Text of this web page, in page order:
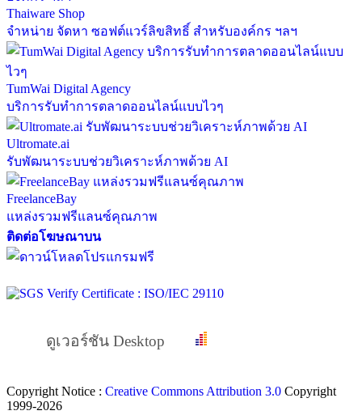
Thaiware Shop
จำหน่าย จัดหา ซอฟต์แวร์ลิขสิทธิ์ สำหรับองค์กร ฯลฯ
TumWai Digital Agency
บริการรับทำการตลาดออนไลน์แบบไวๆ
Ultromate.ai
รับพัฒนาระบบช่วยวิเคราะห์ภาพด้วย AI
FreelanceBay
แหล่งรวมฟรีแลนซ์คุณภาพ
ติดต่อโฆษณาบน
ดูเวอร์ชัน Desktop
Copyright Notice : Creative Commons Attribution 3.0 Copyright
1999-2026